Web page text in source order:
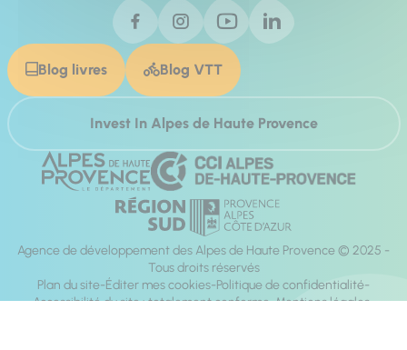
Blog livres Blog VTT
Invest In Alpes de Haute Provence
Agence de développement des Alpes de Haute Provence © 2025 -
Tous droits réservés
Plan du site Éditer mes cookies Politique de confidentialité
Accessibilité du site : totalement conforme Mentions légales